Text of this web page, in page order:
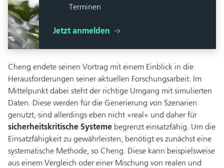
Terminen
Jetzt anmelden
Cheng endete seinen Vortrag mit einem Einblick in die
Herausforderungen seiner aktuellen Forschungsarbeit. Im
Mittelpunkt dabei steht der richtige Umgang mit simulierten
Daten. Diese werden für die Generierung von Szenarien
genutzt, sind allerdings eben nicht »real« und daher für
sicherheitskritische Systeme begrenzt einsatzfähig. Um die
Einsatzfähigkeit zu gewährleisten, benötigt es zunächst eine
systematische Methode, so Cheng. Diese kann beispielsweise
aus einem Vergleich oder einer Mischung von realen und